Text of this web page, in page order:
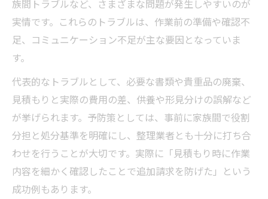
族間トラブルなど、さまざまな問題が発生しやすいのが
実情です。これらのトラブルは、作業前の準備や確認不
足、コミュニケーション不足が主な要因となっていま
す。
代表的なトラブルとして、必要な書類や貴重品の廃棄、
見積もりと実際の費用の差、供養や形見分けの誤解など
が挙げられます。予防策としては、事前に家族間で役割
分担と処分基準を明確にし、整理業者とも十分に打ち合
わせを行うことが大切です。実際に「見積もり時に作業
内容を細かく確認したことで追加請求を防げた」という
成功例もあります。